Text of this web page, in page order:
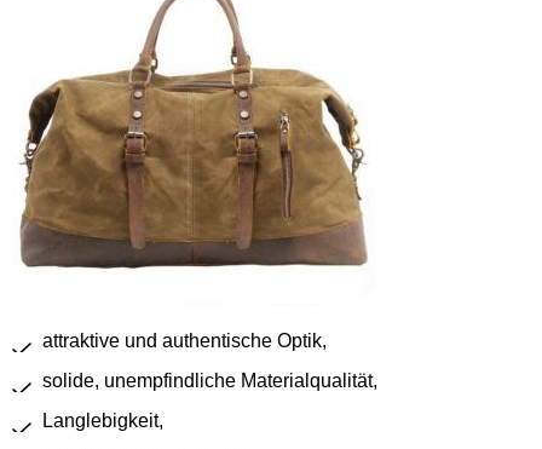
attraktive und authentische Optik,
solide, unempfindliche Materialqualität,
Langlebigkeit,